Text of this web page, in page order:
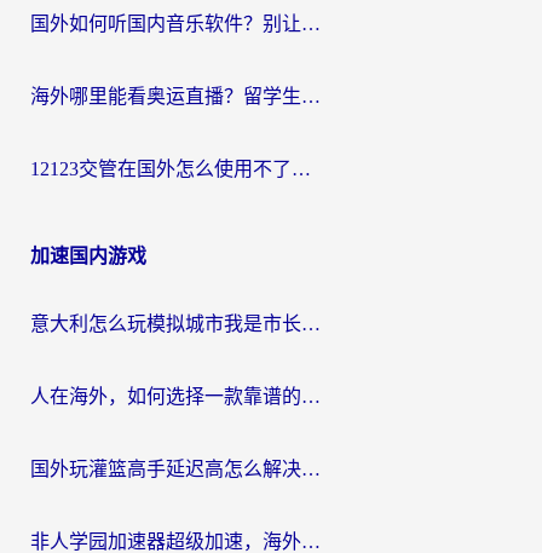
国外如何听国内音乐软件？别让地域限制，断了你的中文歌单
海外哪里能看奥运直播？留学生&海外华人必看的体育赛事观赛终极指南
12123交管在国外怎么使用不了？海外华人必看的无缝访问国内资源指南
加速国内游戏
意大利怎么玩模拟城市我是市长？海外党国服游戏加速终极攻略（附三国3量子特攻解决办法）
人在海外，如何选择一款靠谱的玩剑灵2加速器？
国外玩灌篮高手延迟高怎么解决？海外玩家国服游戏加速终极指南
非人学园加速器超级加速，海外玩家重返国服的通行证